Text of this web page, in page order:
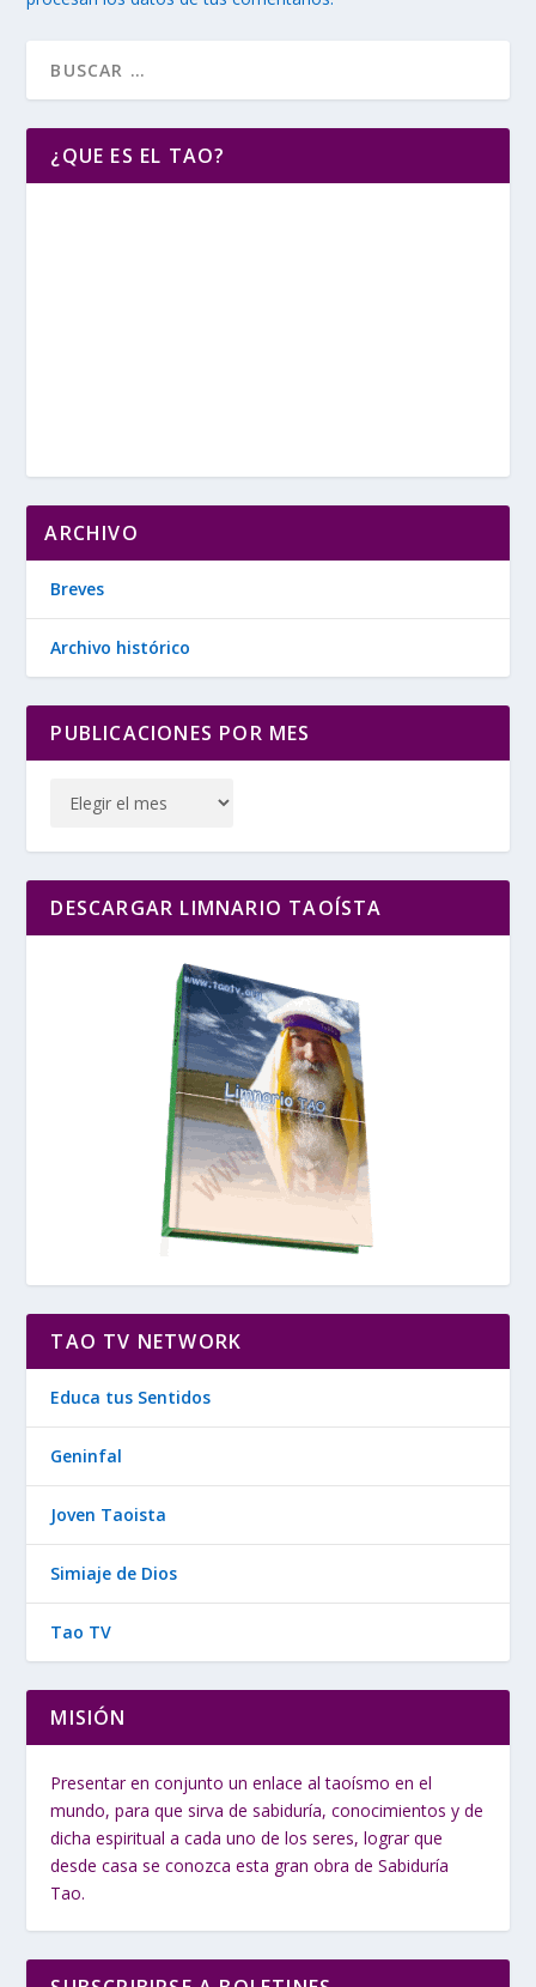
¿QUE ES EL TAO?
ARCHIVO
Breves
Archivo histórico
PUBLICACIONES POR MES
DESCARGAR LIMNARIO TAOÍSTA
TAO TV NETWORK
Educa tus Sentidos
Geninfal
Joven Taoista
Simiaje de Dios
Tao TV
MISIÓN
Presentar en conjunto un enlace al taoísmo en el
mundo, para que sirva de sabiduría, conocimientos y de
dicha espiritual a cada uno de los seres, lograr que
desde casa se conozca esta gran obra de Sabiduría
Tao.